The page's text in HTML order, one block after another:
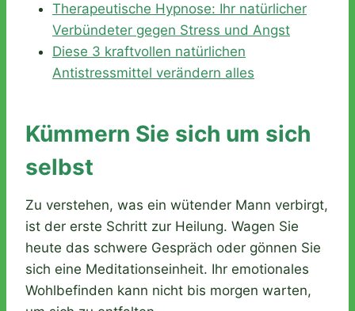
Therapeutische Hypnose: Ihr natürlicher
Verbündeter gegen Stress und Angst
Diese 3 kraftvollen natürlichen
Antistressmittel verändern alles
Kümmern Sie sich um sich
selbst
Zu verstehen, was ein wütender Mann verbirgt,
ist der erste Schritt zur Heilung. Wagen Sie
heute das schwere Gespräch oder gönnen Sie
sich eine Meditationseinheit. Ihr emotionales
Wohlbefinden kann nicht bis morgen warten,